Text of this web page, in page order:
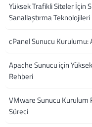
Yüksek Trafikli Siteler İçin
Sanallaştırma
cPanel Sunucu Kurulumu:
Apache Sunucu için
Rehberi
VMware Sunucu Kurulum
Süreci